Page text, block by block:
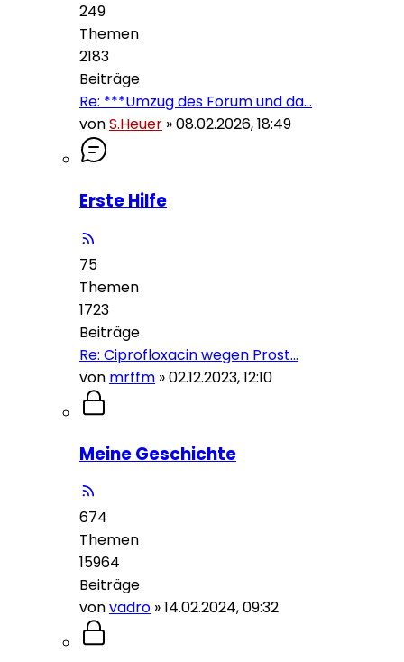
249
Themen
2183
Beiträge
Re: ***Umzug des Forum und da…
vonS.Heuer »08.02.2026, 18:49
Erste Hilfe
75
Themen
1723
Beiträge
Re: Ciprofloxacin wegen Prost…
von mrffm »02.12.2023, 12:10
Meine Geschichte
674
Themen
15964
Beiträge
vonvadro »14.02.2024, 09:32